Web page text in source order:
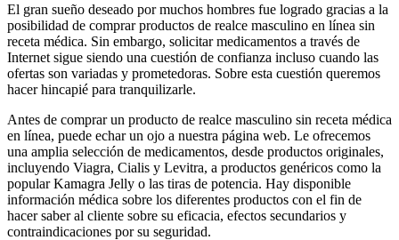
El gran sueño deseado por muchos hombres fue logrado gracias a la
posibilidad de comprar productos de realce masculino en línea sin
receta médica. Sin embargo, solicitar medicamentos a través de
Internet sigue siendo una cuestión de confianza incluso cuando las
ofertas son variadas y prometedoras. Sobre esta cuestión queremos
hacer hincapié para tranquilizarle.
Antes de comprar un producto de realce masculino sin receta médica
en línea, puede echar un ojo a nuestra página web. Le ofrecemos
una amplia selección de medicamentos, desde productos originales,
incluyendo Viagra, Cialis y Levitra, a productos genéricos como la
popular Kamagra Jelly o las tiras de potencia. Hay disponible
información médica sobre los diferentes productos con el fin de
hacer saber al cliente sobre su eficacia, efectos secundarios y
contraindicaciones por su seguridad.